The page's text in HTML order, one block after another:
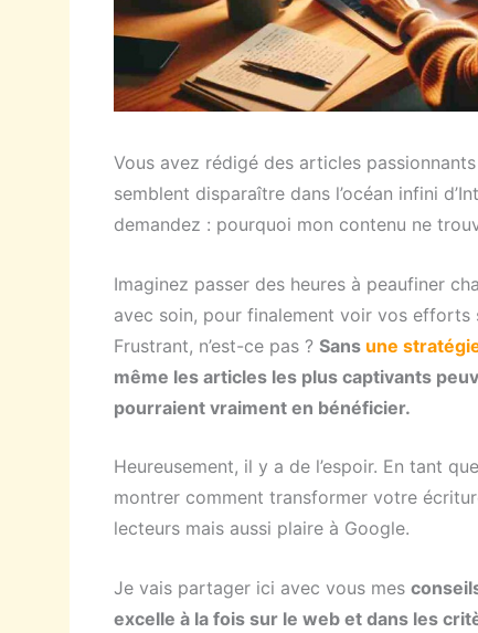
Vous avez rédigé des articles
semblent disparaître dans l’océan infini
demandez : pourquoi mon contenu ne
Imaginez passer des heures à peaufiner
avec soin, pour finalement voir vos efforts
Frustrant, n’est-ce pas ? Sans une
même les articles les plus captivants
pourraient vraiment en bénéficier.
Heureusement, il y a de l’espoir. En tant
montrer comment transformer votre
lecteurs mais aussi plaire à Google.
Je vais partager ici avec vous mes
excelle à la fois sur le web et dans les